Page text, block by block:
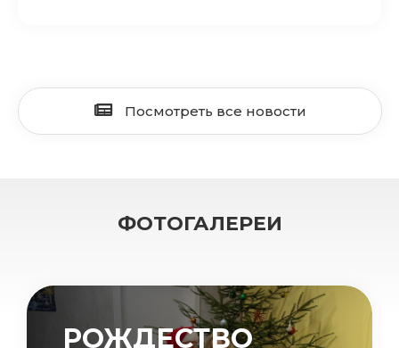
Посмотреть все новости
ФОТОГАЛЕРЕИ
РОЖДЕСТВО